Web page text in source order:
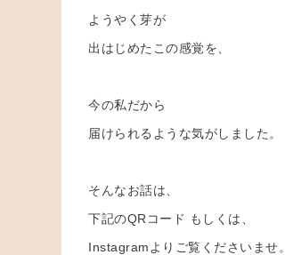
ようやく芽が
出はじめたこの感覚を、
今の私だから
届けられるような気がしました。
そんなお話は、
下記のQRコード もしくは、
Instagramよりご覧くださいませ。